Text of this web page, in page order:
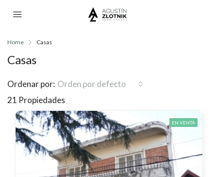
Home Casas
Casas
21 Propiedades
Ordenar por: Orden por defecto
EN VENTA